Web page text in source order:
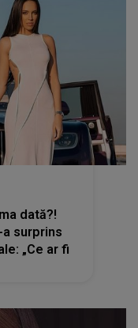
dată?!
a surprins
„Ce ar fi